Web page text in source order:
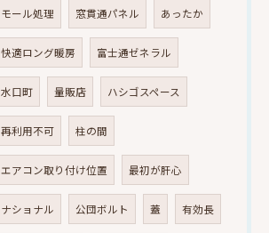
モール処理 窓貫通パネル あったか
快適ロング暖房 富士通ゼネラル
水口町 量販店 ハシゴスペース
再利用不可 柱の間
エアコン取り付け位置 最初が肝心
ナショナル 公団ボルト 蓋 有効長